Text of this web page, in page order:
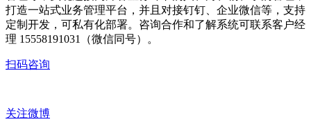
打造一站式业务管理平台，并且对接钉钉、企业微信等，支持
定制开发，可私有化部署。咨询合作和了解系统可联系客户经
理 15558191031（微信同号）。
扫码咨询
关注微博